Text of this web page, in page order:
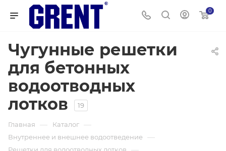
0
Чугунные решетки
для бетонных
водоотводных
лотков
19
Главная — Каталог —
Внутреннее и внешнее водоотведение —